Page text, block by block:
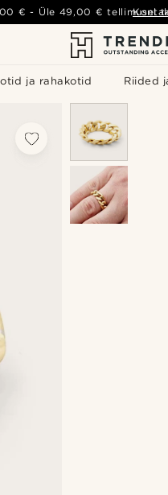
ja rahakotid Riided
€ - Üle 49,00 € tellimusel